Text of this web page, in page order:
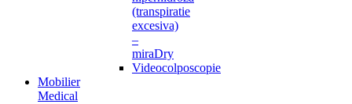
(transpiratie
excesiva)
–
miraDry
Videocolposcopie
Mobilier
Medical